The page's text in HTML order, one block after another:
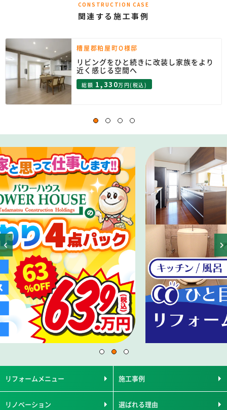
CONSTRUCTION CASE
関連する施工事例
糟屋郡粕屋町O様邸
リビングをひと続きに改装し家族をより
近く感じる空間へ
総額 1,330万円(税込)
リフォームメニュー 施工事例
リノベーション 選ばれる理由